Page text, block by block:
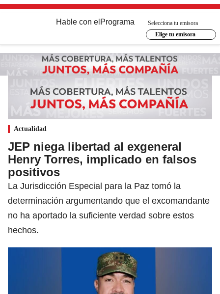
Hable con el Programa
Selecciona tu emisora
Elige tu emisora
Actualidad
JEP niega libertad al exgeneral
Henry Torres, implicado en falsos
positivos
La Jurisdicción Especial para la Paz tomó la
determinación argumentando que el excomandante
no ha aportado la suficiente verdad sobre estos
hechos.